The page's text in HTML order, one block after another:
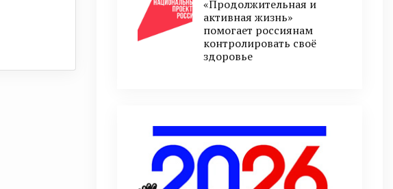
«Продолжительная и
активная жизнь»
помогает россиянам
контролировать своё
здоровье